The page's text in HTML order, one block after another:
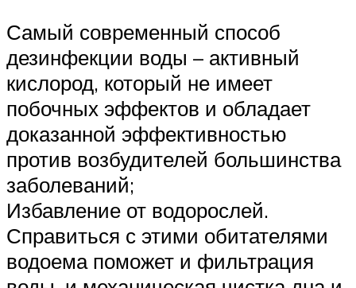
Самый современный способ
дезинфекции воды – активный
кислород, который не имеет
побочных эффектов и обладает
доказанной эффективностью
против возбудителей большинства
заболеваний;
Избавление от водорослей.
Справиться с этими обитателями
водоема поможет и фильтрация